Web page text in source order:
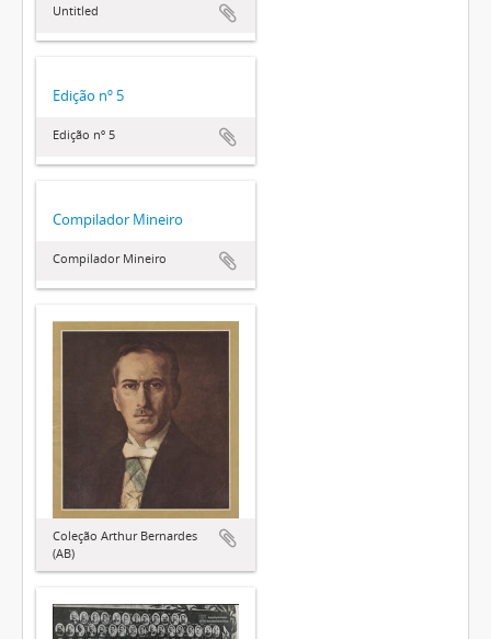
Untitled
Edição nº 5
Edição nº 5
Compilador Mineiro
Compilador Mineiro
Coleção Arthur Bernardes
(AB)